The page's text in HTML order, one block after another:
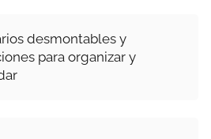
desmontables y
para organizar y